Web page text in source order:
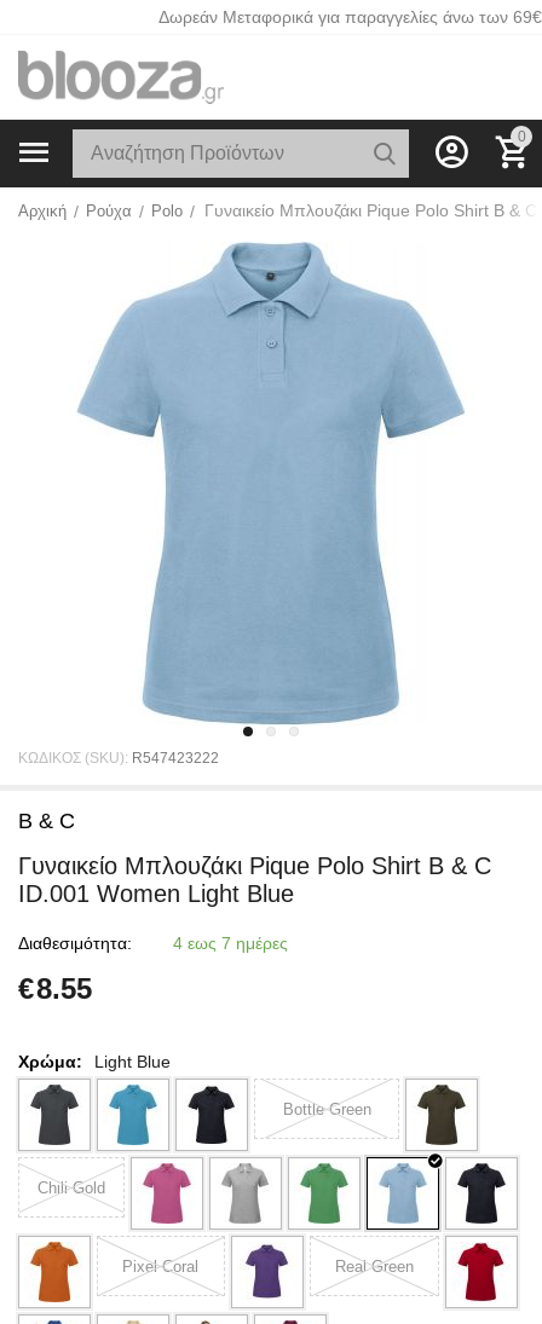
Δωρεάν Μεταφορικά για παραγγελίες άνω των 69€
0
Αρχική / Ρούχα / Polo /
ΚΩΔΙΚΟΣ (SKU): R547423222
B & C
Γυναικείο Μπλουζάκι Pique Polo Shirt B & C
ID.001 Women Light Blue
Διαθεσιμότητα: 4 εως 7 ημέρες
€8.55
Χρώμα: Light Blue
Bottle Green
Chili Gold
Pixel Coral Real Green